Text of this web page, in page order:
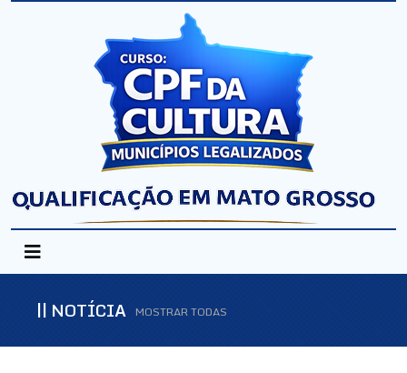
NOTÍCIA MOSTRAR TODAS